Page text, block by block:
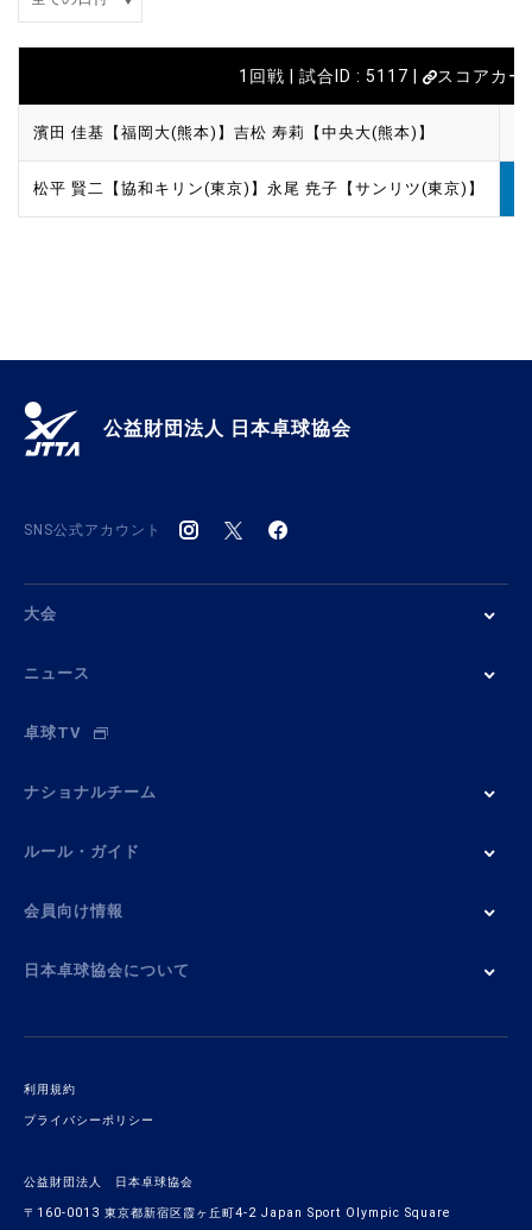
1回戦 | 試合ID : 5117 | スコアカー
濱田 佳基【福岡大(熊本)】 吉松 寿莉【中央大(熊本)】
松平 賢二【協和キリン(東京)】 永尾 尭子【サンリツ(東京)】
公益財団法人 日本卓球協会
SNS公式アカウント
大会
ニュース
卓球TV
ナショナルチーム
ルール・ガイド
会員向け情報
日本卓球協会について
利用規約
プライバシーポリシー
公益財団法人 日本卓球協会
〒160-0013 東京都新宿区霞ヶ丘町4-2 Japan Sport Olympic Square